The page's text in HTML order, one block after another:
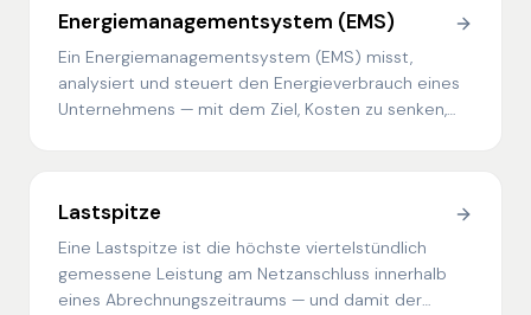
Energiemanagementsystem (EMS)
Ein Energiemanagementsystem (EMS) misst,
analysiert und steuert den Energieverbrauch eines
Unternehmens — mit dem Ziel, Kosten zu senken,
Lastspitze
Eine Lastspitze ist die höchste viertelstündlich
gemessene Leistung am Netzanschluss innerhalb
eines Abrechnungszeitraums — und damit der